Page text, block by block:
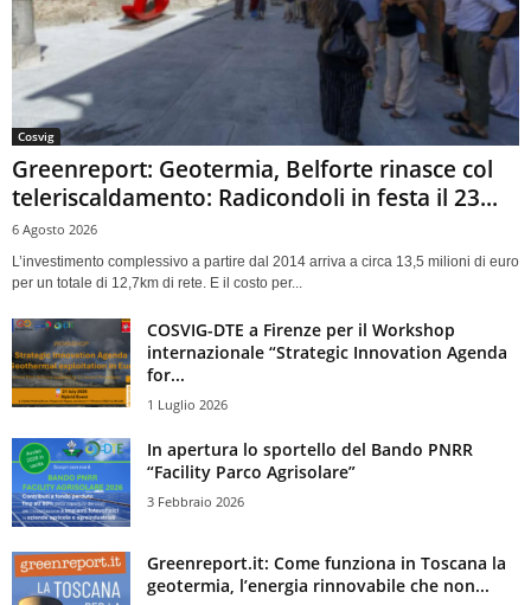
Cosvig
Greenreport: Geotermia, Belforte rinasce col
teleriscaldamento: Radicondoli in festa il 23...
6 Agosto 2026
L’investimento complessivo a partire dal 2014 arriva a circa 13,5 milioni di euro
per un totale di 12,7km di rete. E il costo per...
COSVIG-DTE a Firenze per il Workshop
internazionale “Strategic Innovation Agenda
for...
1 Luglio 2026
In apertura lo sportello del Bando PNRR
“Facility Parco Agrisolare”
3 Febbraio 2026
Greenreport.it: Come funziona in Toscana la
geotermia, l’energia rinnovabile che non...